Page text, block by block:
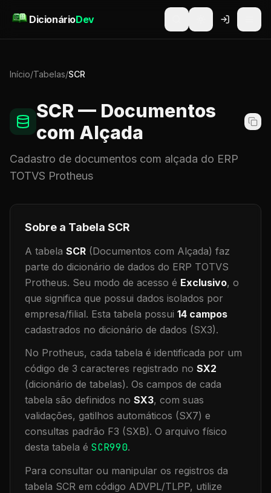
DicionárioDev
Início/Tabelas/SCR
SCR — Documentos
com Alçada
Cadastro de documentos com alçada do ERP
TOTVS Protheus
Sobre a Tabela SCR
A tabela SCR (Documentos com Alçada) faz
parte do dicionário de dados do ERP TOTVS
Protheus. Seu modo de acesso é Exclusivo, o
que significa que possui dados isolados por
empresa/filial. Esta tabela possui 14 campos
cadastrados no dicionário de dados (SX3).
No Protheus, cada tabela é identificada por um
código de 3 caracteres registrado no SX2
(dicionário de tabelas). Os campos de cada
tabela são definidos no SX3, com suas
validações, gatilhos automáticos (SX7) e
consultas padrão F3 (SXB). O arquivo físico
desta tabela é SCR990.
Para consultar ou manipular os registros da
tabela SCR em código ADVPL/TLPP, utilize